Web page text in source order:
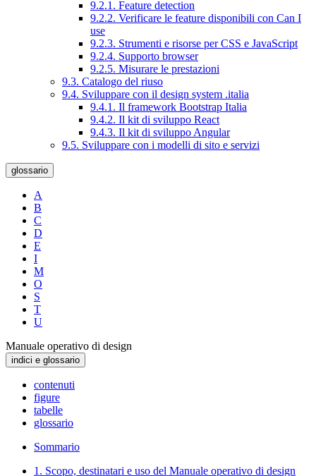
9.2.1. Feature detection
9.2.2. Verificare le feature disponibili con Can I
use
9.2.3. Strumenti e risorse per CSS e JavaScript
9.2.4. Supporto browser
9.2.5. Misurare le prestazioni
9.3. Catalogo del riuso
9.4. Sviluppare con il design system .italia
9.4.1. Il framework Bootstrap Italia
9.4.2. Il kit di sviluppo React
9.4.3. Il kit di sviluppo Angular
9.5. Sviluppare con i modelli di sito e servizi
glossario
A
B
C
D
E
I
M
O
S
T
U
Manuale operativo di design
indici e glossario
contenuti
figure
tabelle
glossario
Sommario
1. Scopo, destinatari e uso del Manuale operativo di design